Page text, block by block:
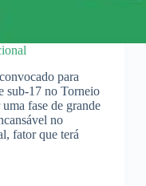
para
sub-17 no Torneio
fase de grande
no
fator que terá